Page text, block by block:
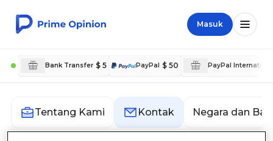
Masuk
Bank Transfer $ 5 PayPal $ 50 PayPal
Tentang Kami Kontak Negara dan